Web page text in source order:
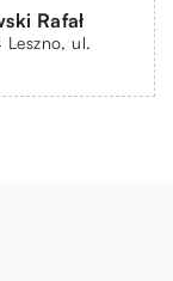
Rafał
ul.